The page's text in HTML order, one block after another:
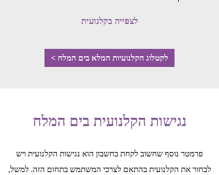
לצפייה בקלנועית
לקטלוג הקלנועיות המלא בים המלח >
נגישות הקלנועית בים המלח
פרמטר נוסף שחשוב לקחת בחשבון הוא נגישות הקלנועית ויש
לבחור את הקלנועית בהתאם לצרכי המשתמש בתחום הזה. למשל,